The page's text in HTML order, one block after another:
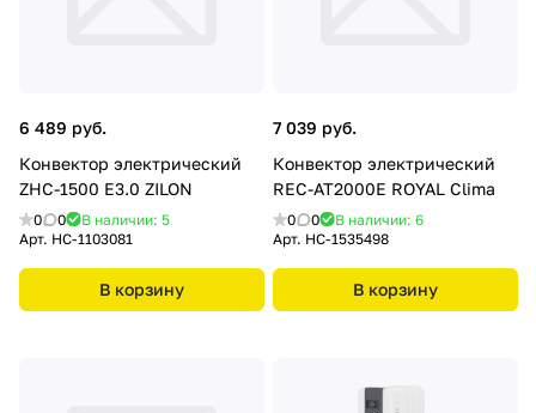
6 489 руб.
Конвектор электрический
ZHC-1500 Е3.0 ZILON
0 0
В наличии: 5
Арт. НС-1103081
В корзину
7 039 руб.
Конвектор электрический
REC-AT2000E ROYAL Clima
0 0
В наличии: 6
Арт. НС-1535498
В корзину